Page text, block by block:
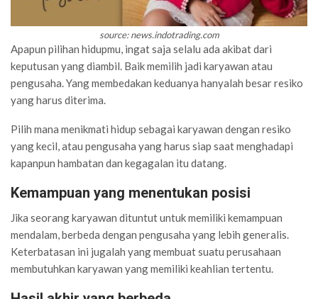
source: news.indotrading.com
Apapun pilihan hidupmu, ingat saja selalu ada akibat dari
keputusan yang diambil. Baik memilih jadi karyawan atau
pengusaha. Yang membedakan keduanya hanyalah besar resiko
yang harus diterima.
Pilih mana menikmati hidup sebagai karyawan dengan resiko
yang kecil, atau pengusaha yang harus siap saat menghadapi
kapanpun hambatan dan kegagalan itu datang.
Kemampuan yang menentukan posisi
Jika seorang karyawan dituntut untuk memiliki kemampuan
mendalam, berbeda dengan pengusaha yang lebih generalis.
Keterbatasan ini jugalah yang membuat suatu perusahaan
membutuhkan karyawan yang memiliki keahlian tertentu.